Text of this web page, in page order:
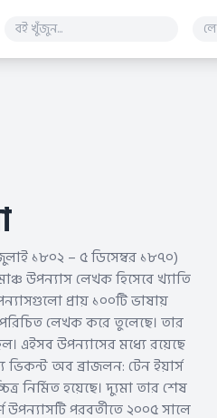
১৮০২ – ৫ ডিসেম্বর ১৮৭০)
উপন্যাস লেখক হিসেবে খ্যাতি
প্রায় ১০০টি ভাষায়
লেখক করে তুলেছে। তার
এইসব উপন্যাসের মধ্যে রয়েছে
ভিকন্ট অব ব্রাজলন: টেন ইয়ার্স
নির্মিত হয়েছে। দ্যুমা তার শেষ
পরবর্তীতে ২০০৫ সালে